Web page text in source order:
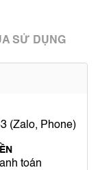
SỬ DỤNG
(Zalo, Phone)
toán